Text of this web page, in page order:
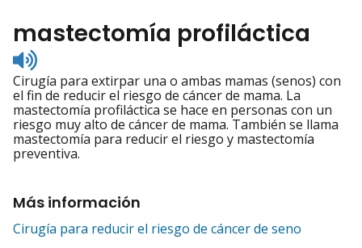
mastectomía profiláctica
Listen
to
pronunciation
Cirugía para extirpar una o ambas mamas (senos) con
el fin de reducir el riesgo de cáncer de mama. La
mastectomía profiláctica se hace en personas con un
riesgo muy alto de cáncer de mama. También se llama
mastectomía para reducir el riesgo y mastectomía
preventiva.
Más información
Cirugía para reducir el riesgo de cáncer de seno